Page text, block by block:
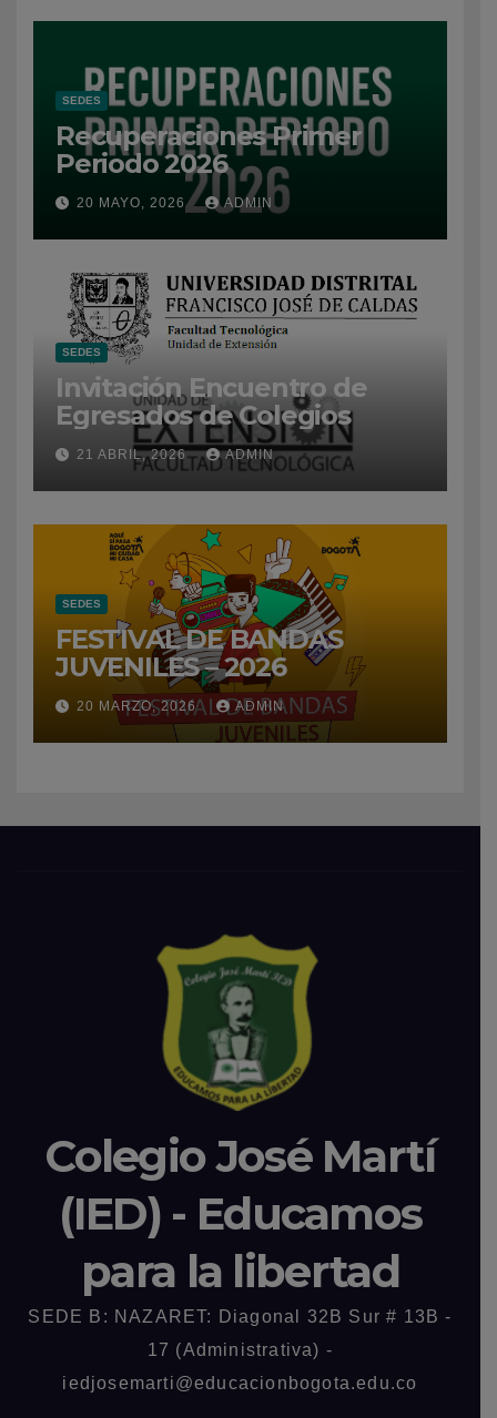
SEDES
Recuperaciones Primer
Periodo 2026
20 MAYO, 2026 ADMIN
SEDES
Invitación Encuentro de
Egresados de Colegios
21 ABRIL, 2026 ADMIN
SEDES
FESTIVAL DE BANDAS
JUVENILES – 2026
20 MARZO, 2026 ADMIN
Colegio José Martí
(IED) - Educamos
para la libertad
SEDE B: NAZARET: Diagonal 32B Sur # 13B -
17 (Administrativa) -
iedjosemarti@educacionbogota.edu.co